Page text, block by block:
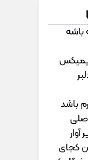
باشه
باشد
کجای